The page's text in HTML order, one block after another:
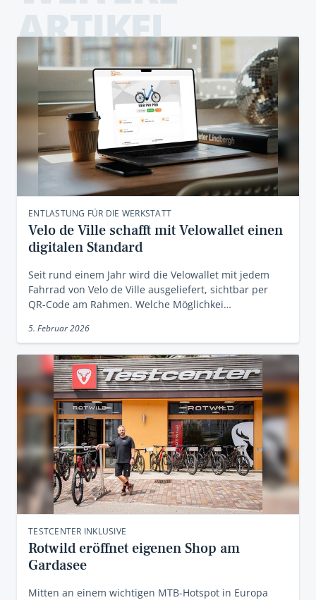
ARTIKEL
ENTLASTUNG FÜR DIE WERKSTATT
Velo de Ville schafft mit Velowallet einen
digitalen Standard
Seit rund einem Jahr wird die Velowallet mit jedem
Fahrrad von Velo de Ville ausgeliefert, sichtbar per
QR-Code am Rahmen. Welche Möglichkei…
5. Februar 2026
TESTCENTER INKLUSIVE
Rotwild eröffnet eigenen Shop am
Gardasee
Mitten an einem wichtigen MTB-Hotspot in Europa